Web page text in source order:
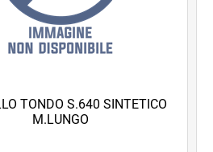
TONDO S.640 SINTETICO
M.LUNGO